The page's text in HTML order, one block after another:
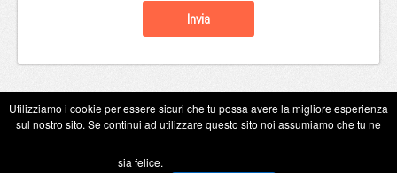
Copyright Eugenio Guarini 2026
Utilizziamo i cookie per essere sicuri che tu possa avere la migliore esperienza
sul nostro sito. Se continui ad utilizzare questo sito noi assumiamo che tu ne
sia felice.